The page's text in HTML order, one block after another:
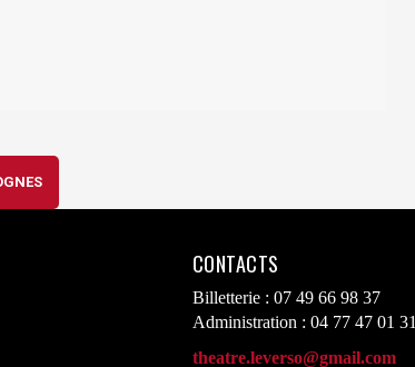
CONTACTS
Billetterie : 07 49 66 98 37
Administration : 04 77 47 01 31
theatre.leverso@gmail.com